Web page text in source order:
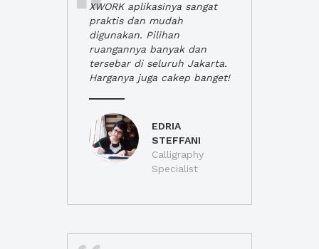
XWORK aplikasinya sangat
praktis dan mudah
digunakan. Pilihan
ruangannya banyak dan
tersebar di seluruh Jakarta.
Harganya juga cakep banget!
EDRIA
STEFFANI
Calligraphy
Specialist